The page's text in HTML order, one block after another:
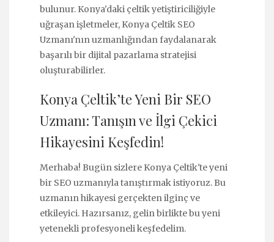
bulunur. Konya'daki çeltik yetiştiriciliğiyle
uğraşan işletmeler, Konya Çeltik SEO
Uzmanı'nın uzmanlığından faydalanarak
başarılı bir dijital pazarlama stratejisi
oluşturabilirler.
Konya Çeltik’te Yeni Bir SEO
Uzmanı: Tanışın ve İlgi Çekici
Hikayesini Keşfedin!
Merhaba! Bugün sizlere Konya Çeltik'te yeni
bir SEO uzmanıyla tanıştırmak istiyoruz. Bu
uzmanın hikayesi gerçekten ilginç ve
etkileyici. Hazırsanız, gelin birlikte bu yeni
yetenekli profesyoneli keşfedelim.